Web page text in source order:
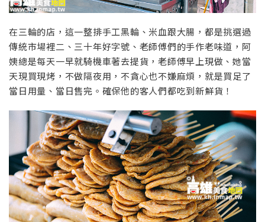
在三輪的店，這一整排手工黑輪、米血跟大腸，都是挑選過
傳統市場裡二、三十年好字號、老師傅們的手作老味道，阿
姨總是每天一早就騎機車著去提貨，老師傅早上現做、她當
天現買現烤，不做隔夜用，不貪心也不嫌麻煩，就是買足了
當日用量、當日售完。確保他的客人們都吃到新鮮貨！